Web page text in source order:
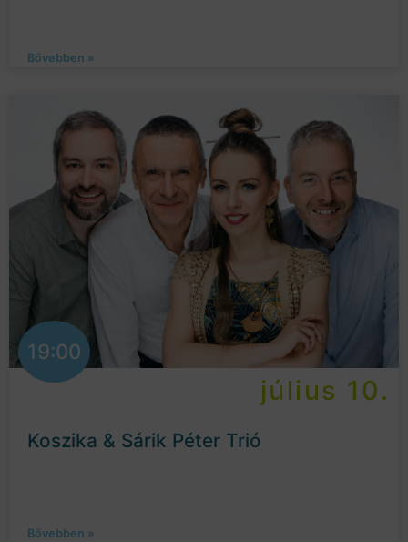
Bővebben »
19:00
július 10.
Koszika & Sárik Péter Trió
Bővebben »